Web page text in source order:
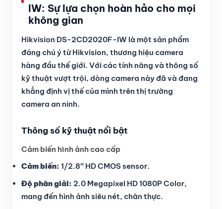
IW: Sự lựa chọn hoàn hảo cho mọi
không gian
Hikvision DS-2CD2020F-IW là một sản phẩm
đáng chú ý từ Hikvision, thương hiệu camera
hàng đầu thế giới. Với các tính năng và thông số
kỹ thuật vượt trội, dòng camera này đã và đang
khẳng định vị thế của mình trên thị trường
camera an ninh.
Thông số kỹ thuật nổi bật
Cảm biến hình ảnh cao cấp
Cảm biến: 1/2.8″ HD CMOS sensor.
Độ phân giải: 2.0 Megapixel HD 1080P Color,
mang đến hình ảnh siêu nét, chân thực.